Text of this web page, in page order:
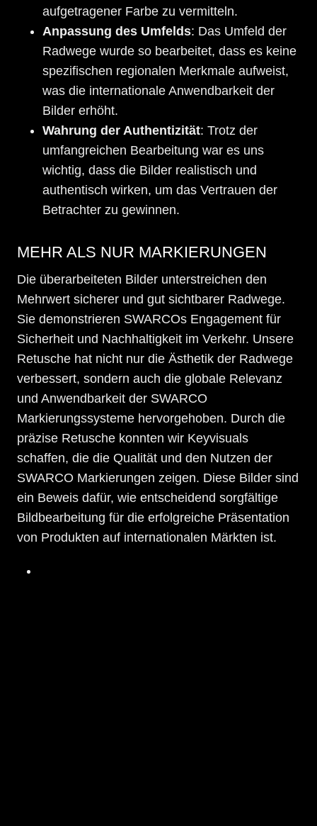
aufgetragener Farbe zu vermitteln.
Anpassung des Umfelds: Das Umfeld der
Radwege wurde so bearbeitet, dass es keine
spezifischen regionalen Merkmale aufweist,
was die internationale Anwendbarkeit der
Bilder erhöht.
Wahrung der Authentizität: Trotz der
umfangreichen Bearbeitung war es uns
wichtig, dass die Bilder realistisch und
authentisch wirken, um das Vertrauen der
Betrachter zu gewinnen.
MEHR ALS NUR MARKIERUNGEN
Die überarbeiteten Bilder unterstreichen den
Mehrwert sicherer und gut sichtbarer Radwege.
Sie demonstrieren SWARCOs Engagement für
Sicherheit und Nachhaltigkeit im Verkehr. Unsere
Retusche hat nicht nur die Ästhetik der Radwege
verbessert, sondern auch die globale Relevanz
und Anwendbarkeit der SWARCO
Markierungssysteme hervorgehoben. Durch die
präzise Retusche konnten wir Keyvisuals
schaffen, die die Qualität und den Nutzen der
SWARCO Markierungen zeigen. Diese Bilder sind
ein Beweis dafür, wie entscheidend sorgfältige
Bildbearbeitung für die erfolgreiche Präsentation
von Produkten auf internationalen Märkten ist.